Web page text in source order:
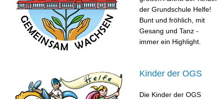
der Grundschule Helfe!
Bunt und fröhlich, mit
Gesang und Tanz -
immer ein Highlight.
Kinder der OGS
Die Kinder der OGS